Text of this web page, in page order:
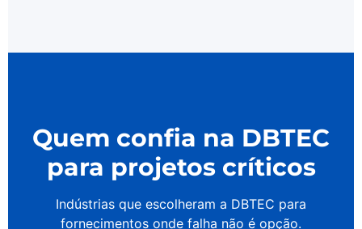
Quem confia na DBTEC
para projetos críticos
Indústrias que escolheram a DBTEC para
fornecimentos onde falha não é opção.